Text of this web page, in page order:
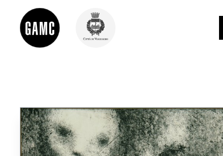
DIDATTICA
SHOP
LE COLLEZIONI
GLI AUTORI